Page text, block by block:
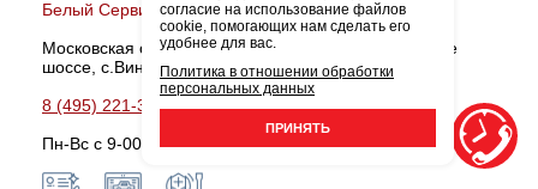
Белый Сервис Виноградово
Московская обл., Мытищинский район, Дмитровское
шоссе, с.Виноградово, д.36-В
8 (495) 221-38-90 Записаться
Пн-Вс с 9-00 до 21-00
согласие на использование файлов
cookie, помогающих нам сделать его
удобнее для вас.
Политика в отношении обработки
персональных данных
ПРИНЯТЬ